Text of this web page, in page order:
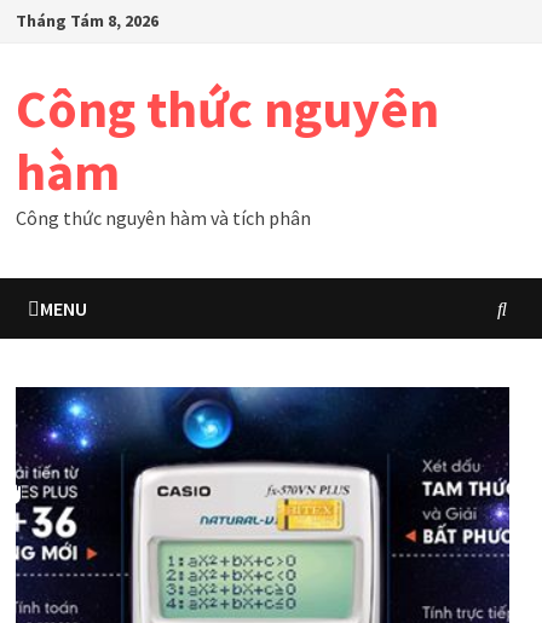
SkipTháng Tám 8, 2026
Công thức nguyên
hàm
Công thức nguyên hàm và tích phân
MENU